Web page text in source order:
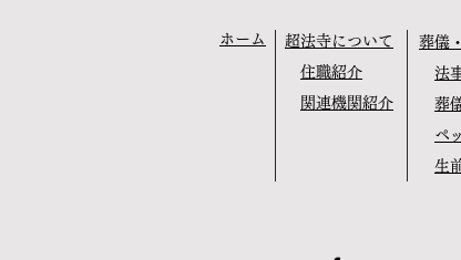
ホーム
超法寺について
住職紹介
関連機関紹介
葬儀
法
葬
ペ
生